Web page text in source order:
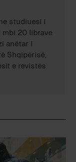
studiuesi i
mbi 20 librave
anëtar i
Shqipërisë,
e revistës